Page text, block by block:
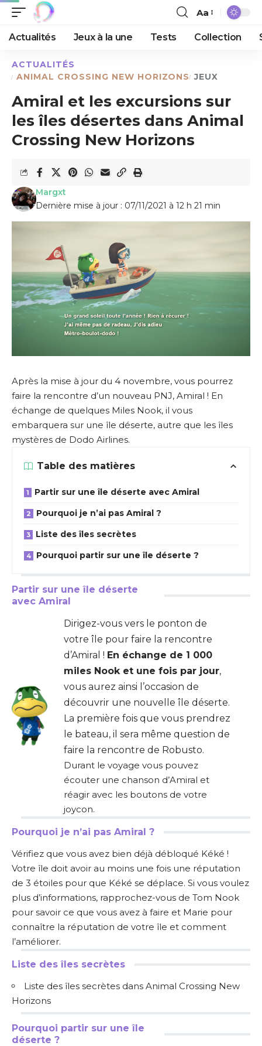
Aa
Actualités Jeux à la une Tests Collection
ACTUALITÉS
ANIMAL CROSSING NEW HORIZONS JEUX
Amiral et les excursions sur
les îles désertes dans Animal
Crossing New Horizons
Dernière mise à jour : 07/11/2021 à 12 h 21 min
Margxt
Après la mise à jour du 4 novembre, vous pourrez
faire la rencontre d’un nouveau PNJ, Amiral ! En
échange de quelques Miles Nook, il vous
embarquera sur une île déserte, autre que les îles
mystères de Dodo Airlines.
Table des matières
Partir sur une île déserte avec Amiral
Pourquoi je n’ai pas Amiral ?
Liste des îles secrètes
Pourquoi partir sur une île déserte ?
Partir sur une île déserte
avec Amiral
Dirigez-vous vers le ponton de
votre île pour faire la rencontre
d’Amiral ! En échange de 1 000
miles Nook et une fois par jour,
vous aurez ainsi l’occasion de
découvrir une nouvelle île déserte.
La première fois que vous prendrez
le bateau, il sera même question de
faire la rencontre de Robusto.
Durant le voyage vous pouvez
écouter une chanson d’Amiral et
réagir avec les boutons de votre
joycon.
Pourquoi je n’ai pas Amiral ?
Vérifiez que vous avez bien déjà débloqué Kéké !
Votre île doit avoir au moins une fois une réputation
de 3 étoiles pour que Kéké se déplace. Si vous voulez
plus d’informations, rapprochez-vous de Tom Nook
pour savoir ce que vous avez à faire et Marie pour
connaître la réputation de votre île et comment
l’améliorer.
Liste des îles secrètes
Liste des îles secrètes dans Animal Crossing New
Horizons
Pourquoi partir sur une île
déserte ?